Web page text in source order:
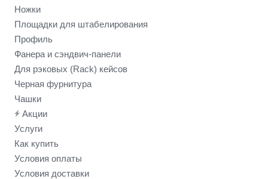
Ножки
Площадки для штабелирования
Профиль
Фанера и сэндвич-панели
Для рэковых (Rack) кейсов
Черная фурнитура
Чашки
Акции
Услуги
Как купить
Условия оплаты
Условия доставки